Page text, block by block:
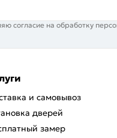
на обработку
и самовывоз
дверей
замер